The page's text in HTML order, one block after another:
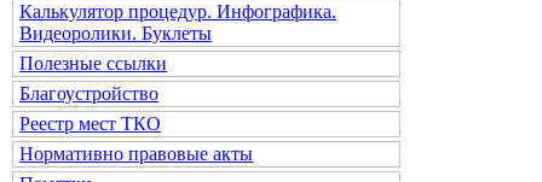
Калькулятор процедур. Инфографика.
Видеоролики. Буклеты
Полезные ссылки
Благоустройство
Реестр мест ТКО
Нормативно правовые акты